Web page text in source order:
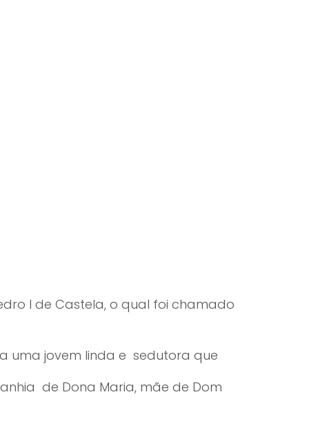
I de Castela, o qual foi chamado
uma jovem linda e sedutora que
de Dona Maria, mãe de Dom